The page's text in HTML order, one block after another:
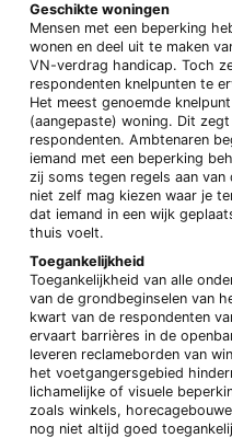
Geschikte woningen
Mensen met een beperking
wonen en deel uit te maken
VN-verdrag handicap. Toch
respondenten knelpunten te
Het meest genoemde
(aangepaste) woning. Dit
respondenten. Ambtenaren
iemand met een beperking
zij soms tegen regels aan
niet zelf mag kiezen waar je
dat iemand in een wijk
thuis voelt.
Toegankelijkheid
Toegankelijkheid van alle
van de grondbeginselen van
kwart van de respondenten
ervaart barrières in de
leveren reclameborden van
het voetgangersgebied
lichamelijke of visuele
zoals winkels,
nog niet altijd goed